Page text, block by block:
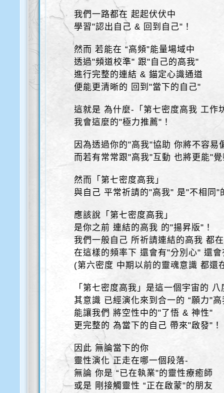
我們一路都在 起起伏伏中
學習"認出自己 & 回到自己"！
然而 若能在 “高頻"能量場域中
透過"頻道校準" 跟"自己的高我"
進行完整的連結 & 錨定心識通道
便能更清晰的 回到"當下的自己"
這就是 為什麼-「第七密度高我 工作
我會這麼的"極力推薦"！
因為透過你的"高我"協助 你將不容易
而若有常常跟"高我"互動 也將更能"
然而「第七密度高我」
與自己 平常祈請的"高我" 是"不相同"
應該說「第七密度高我」
是你之前 連結的高我 的"揚昇版"！
我們一般自己 所祈請連結的高我 都
在這樣的頻率下 還會有"分別心" 還
(第六密度 中期以前的靈魂意識 都還
「第七密度高我」是這一個宇宙的
其意識 已經演化來到合一的 “願力"
能讓我們 將空性中的"了悟 & 神性"
更完整的 為當下的自己 帶來"啟發"！
因此 無論當下的你
靈性演化 正走在哪一個段落-
無論 你是 “已在執業"的靈性療癒師
或是 剛接觸靈性 “正在啟蒙"的朋友